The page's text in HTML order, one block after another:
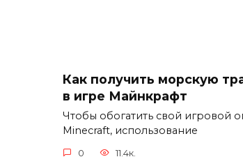
Как получить морскую
в игре Майнкрафт
Чтобы обогатить свой игровой
Minecraft, использование
0 11.4к.